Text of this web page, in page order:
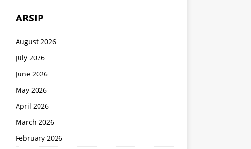
ARSIP
August 2026
July 2026
June 2026
May 2026
April 2026
March 2026
February 2026